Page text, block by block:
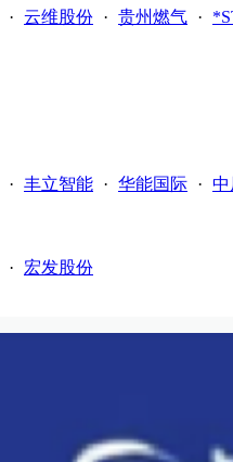
· 云维股份 · 贵州燃气 ·
· 丰立智能 · 华能国际 · 中
· 宏发股份